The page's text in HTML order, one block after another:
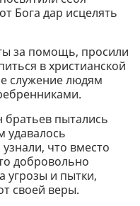
Бога дар исцелять
за помощь, просили
в христианской
служение людям
братьев пытались
удавалось
что вместо
добровольно
угрозы и пытки,
своей веры.